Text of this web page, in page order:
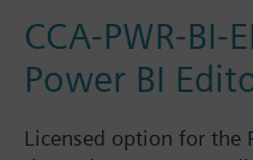
CCA-PWR-BI-
Power BI
Licensed option for the